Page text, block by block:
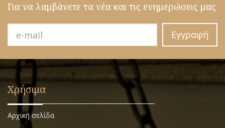
Για να λαμβάνετε τα νέα και τις ενημερώσεις μας
Εγγραφή
Χρήσιμα
Αρχική σελίδα